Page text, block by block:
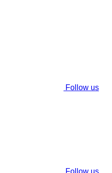
Follow us